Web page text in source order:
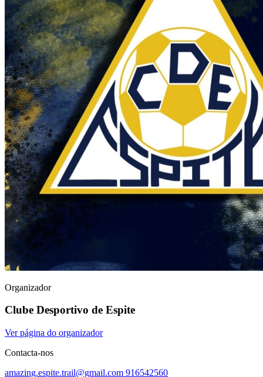
Organizador
Clube Desportivo de Espite
Ver página do organizador
Contacta-nos
amazing.espite.trail@gmail.com 916542560